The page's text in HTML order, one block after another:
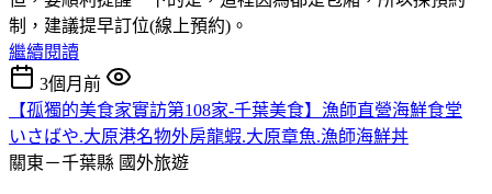
制，建議提早訂位(線上預約)。
繼續閱讀
3個月前
【孤獨的美食家實訪第108家-千葉美食】漁師直營海鮮食堂
いさばや.大原港名物外房龍蝦.大原章魚.漁師海鮮丼
關東－千葉縣 國外旅遊